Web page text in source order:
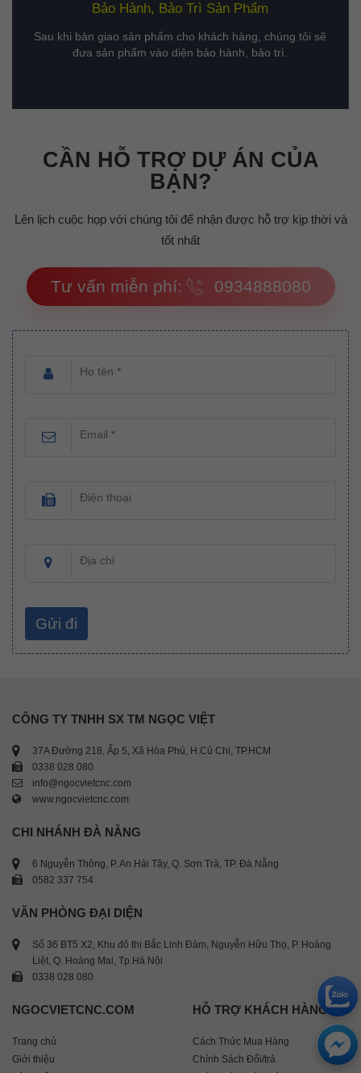
Bảo Hành, Bảo Trì Sản Phẩm
Sau khi bàn giao sản phẩm cho khách hàng, chúng tôi sẽ
đưa sản phẩm vào diện bảo hành, bảo trì.
CẦN HỖ TRỢ DỰ ÁN CỦA
BẠN?
Lên lịch cuộc họp với chúng tôi để nhận được hỗ trợ kịp thời và
tốt nhất
Tư vấn miễn phí: 0934888080
Họ tên *
Email *
Điện thoại
Địa chỉ
CÔNG TY TNHH SX TM NGỌC VIỆT
37A Đường 218, Ấp 5, Xã Hòa Phú, H.Củ Chi, TP.HCM
0338 028 080
info@ngocvietcnc.com
www.ngocvietcnc.com
CHI NHÁNH ĐÀ NẴNG
6 Nguyễn Thông, P. An Hải Tây, Q. Sơn Trà, TP. Đà Nẵng
0582 337 754
VĂN PHÒNG ĐẠI DIỆN
Số 36 BT5 X2, Khu đô thị Bắc Linh Đàm, Nguyễn Hữu Thọ, P. Hoàng
Liệt, Q. Hoàng Mai, Tp.Hà Nội
0338 028 080
NGOCVIETCNC.COM
Trang chủ
Giới thiệu
HỖ TRỢ KHÁCH HÀNG
Cách Thức Mua Hàng
Chính Sách Đổi/trả